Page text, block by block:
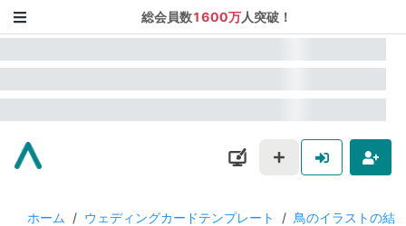
総会員数1600万人突破！
ホーム / ウェディングカードテンプレート / 鳥のイラストの結